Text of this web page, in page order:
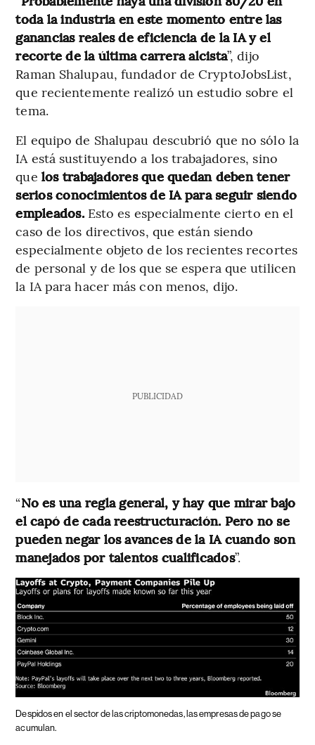
toda la industria en este momento entre las
ganancias reales de eficiencia de la IA y el
recorte de la última carrera alcista”, dijo
Raman Shalupau, fundador de CryptoJobsList,
que recientemente realizó un estudio sobre el
tema.
El equipo de Shalupau descubrió que no sólo la
IA está sustituyendo a los trabajadores, sino
que los trabajadores que quedan deben tener
serios conocimientos de IA para seguir siendo
empleados.Esto es especialmente cierto en el
caso de los directivos, que están siendo
especialmente objeto de los recientes recortes
de personal y de los que se espera que utilicen
la IA para hacer más con menos, dijo.
PUBLICIDAD
“No es una regla general, y hay que mirar bajo
el capó de cada reestructuración. Pero no se
pueden negar los avances de la IA cuando son
manejados por talentos cualificados”.
Despidos en el sector de las criptomonedas, las empresas de pago se
acumulan.